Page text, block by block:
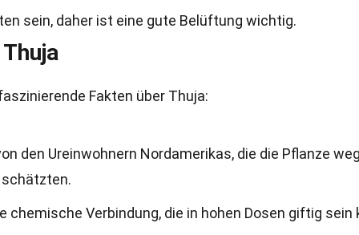
sein, daher ist eine gute Belüftung wichtig.
Fakten über Thuja:
den Ureinwohnern Nordamerikas, die die Pflanze
Verbindung, die in hohen Dosen giftig sein